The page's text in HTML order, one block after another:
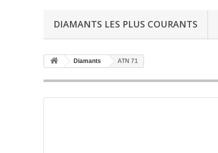
DIAMANTS LES PLUS COURANTS
Diamants ATN 71